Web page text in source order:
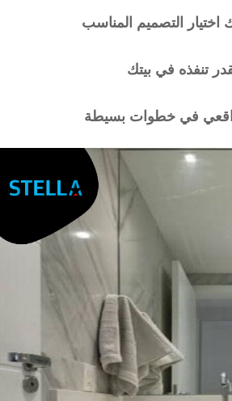
التصميم المناسب
تنفذه في بيتك
واقعي في خطوات بسيطة